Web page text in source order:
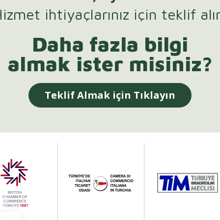
ihtiyaçlarınız için teklif
Daha fazla bilgi
almak ister misiniz?
Teklif Almak için Tıklayın